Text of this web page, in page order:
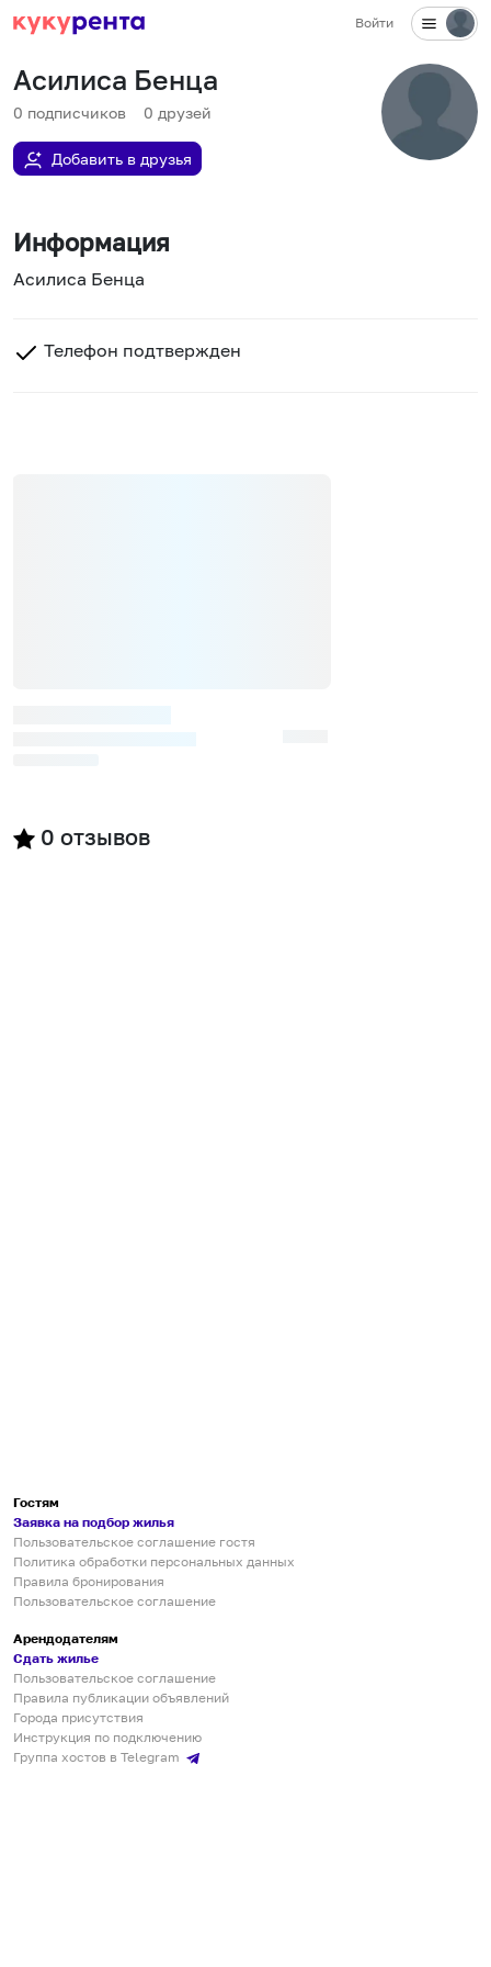
Войти
Асилиса Бенца
0 подписчиков 0 друзей
Добавить в друзья
Информация
Асилиса Бенца
Телефон подтвержден
0 отзывов
Гостям
Заявка на подбор жилья
Пользовательское соглашение гостя
Политика обработки персональных данных
Правила бронирования
Пользовательское соглашение
Арендодателям
Сдать жилье
Пользовательское соглашение
Правила публикации объявлений
Города присутствия
Инструкция по подключению
Группа хостов в Telegram